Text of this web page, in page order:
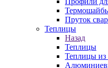
Пруток
Теплицы
Назад
Теплицы
Теплицы из